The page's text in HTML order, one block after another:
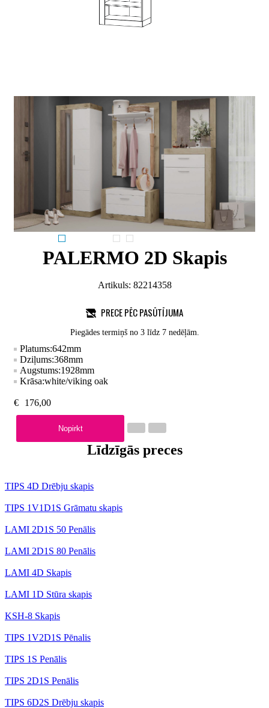
PALERMO 2D Skapis
Artikuls: 82214358
PRECE PĒC PASŪTĪJUMA
Piegādes termiņš no 3 līdz 7 nedēļām.
Platums:642mm
Dziļums:368mm
Augstums:1928mm
Krāsa:white/viking oak
€ 176,00
Nopirkt
Līdzīgās preces
TIPS 4D Drēbju skapis
TIPS 1V1D1S Grāmatu skapis
LAMI 2D1S 50 Penālis
LAMI 2D1S 80 Penālis
LAMI 4D Skapis
LAMI 1D Stūra skapis
KSH-8 Skapis
TIPS 1V2D1S Pēnalis
TIPS 1S Penālis
TIPS 2D1S Penālis
TIPS 6D2S Drēbju skapis